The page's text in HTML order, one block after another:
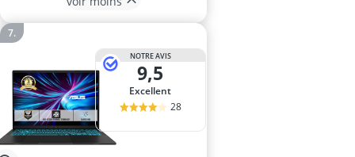
NOTRE AVIS
9,5
Excellent
28